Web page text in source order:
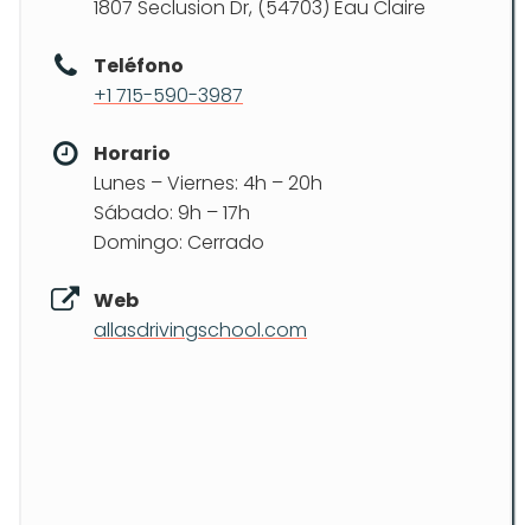
1807 Seclusion Dr, (54703) Eau Claire
Teléfono
+1 715-590-3987
Horario
Lunes – Viernes: 4h – 20h
Sábado: 9h – 17h
Domingo: Cerrado
Web
allasdrivingschool.com